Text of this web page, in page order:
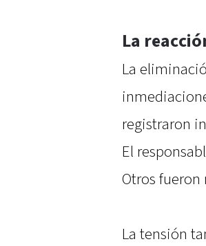
La
La
registraron
El
Otros fueron
La tensión